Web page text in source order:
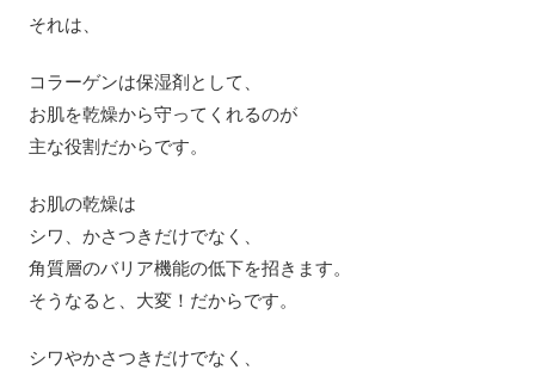
それは、
コラーゲンは保湿剤として、
お肌を乾燥から守ってくれるのが
主な役割だからです。
お肌の乾燥は
シワ、かさつきだけでなく、
角質層のバリア機能の低下を招きます。
そうなると、大変！だからです。
シワやかさつきだけでなく、